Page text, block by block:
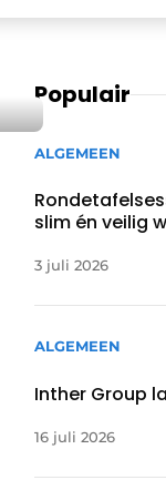
Populair
ALGEMEEN
slim én veilig
3 juli 2026
ALGEMEEN
Inther Group
16 juli 2026